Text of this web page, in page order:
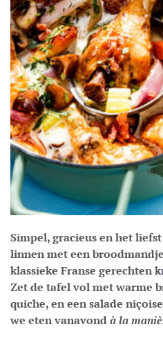
Simpel, gracieus en het
linnen met een
klassieke Franse gerechten
Zet de tafel vol met warme
quiche, en een salade
we eten vanavondà la